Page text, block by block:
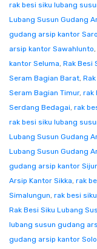
rak besi siku lubang
Lubang Susun Gudang
gudang arsip kantor
arsip kantor Sawahlunto,
kantor Seluma, Rak Besi
Seram Bagian Barat,
Seram Bagian Timur, rak
Serdang Bedagai, rak
rak besi siku lubang
Lubang Susun Gudang
Lubang Susun Gudang
gudang arsip kantor
Arsip Kantor Sikka, rak
Simalungun, rak besi
Rak Besi Siku Lubang
lubang susun gudang
gudang arsip kantor